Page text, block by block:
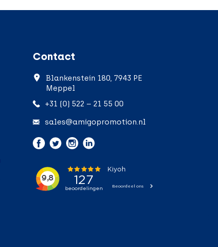
Contact
Blankenstein 180, 7943 PE
Meppel
+31 (0) 522 – 21 55 00
sales@amigopromotion.nl